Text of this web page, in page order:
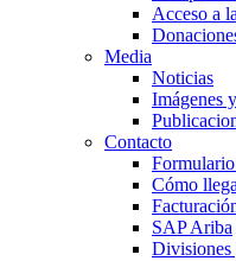
Acceso a
Media
Noticias
Imágenes
Contacto
Cómo
SAP Ariba
Divisiones